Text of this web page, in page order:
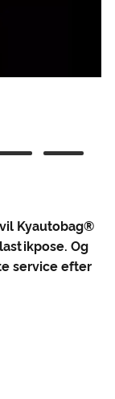
Kyautobag®
Og
service efter